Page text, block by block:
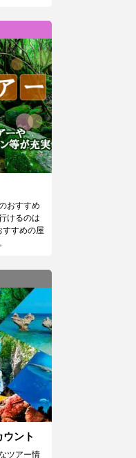
おすすめ
けるのは
すめの屋
ント
ツアー情